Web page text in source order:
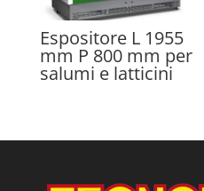
Espositore L 1955
mm P 800 mm per
salumi e latticini